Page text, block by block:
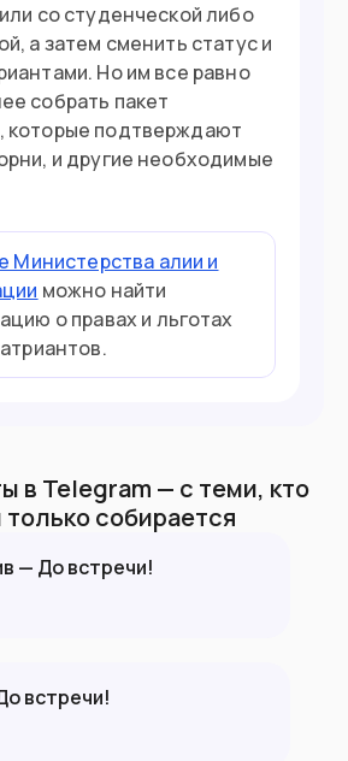
со студенческой либо
а затем сменить статус и
Но им все равно
собрать пакет
которые подтверждают
и другие необходимые
Министерства алии и
можно найти
о правах и льготах
в Telegram — с теми, кто
собирается
— До встречи!
встречи!